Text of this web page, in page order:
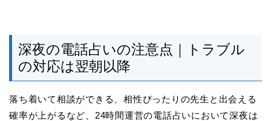
深夜の電話占いの注意点｜トラブル
の対応は翌朝以降
落ち着いて相談ができる、相性ぴったりの先生と出会える
確率が上がるなど、24時間運営の電話占いにおいて深夜は